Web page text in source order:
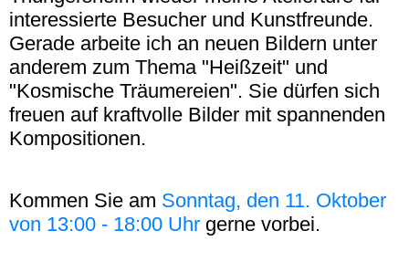
interessierte Besucher und Kunstfreunde.
Gerade arbeite ich an neuen Bildern unter
anderem zum Thema "Heißzeit" und
"Kosmische Träumereien". Sie dürfen sich
freuen auf kraftvolle Bilder mit spannenden
Kompositionen.
Kommen Sie am Sonntag, den 11. Oktober
von 13:00 - 18:00 Uhr gerne vorbei.